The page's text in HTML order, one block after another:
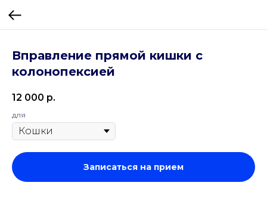
Вправление прямой кишки с
колонопексией
12 000 р.
для
Записаться на прием